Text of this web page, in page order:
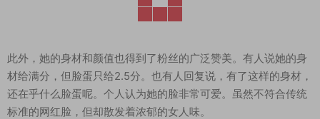
此外，她的身材和颜值也得到了粉丝的广泛赞美。有人说她的身
材给满分，但脸蛋只给2.5分。也有人回复说，有了这样的身材，
还在乎什么脸蛋呢。个人认为她的脸非常可爱。虽然不符合传统
标准的网红脸，但却散发着浓郁的女人味。